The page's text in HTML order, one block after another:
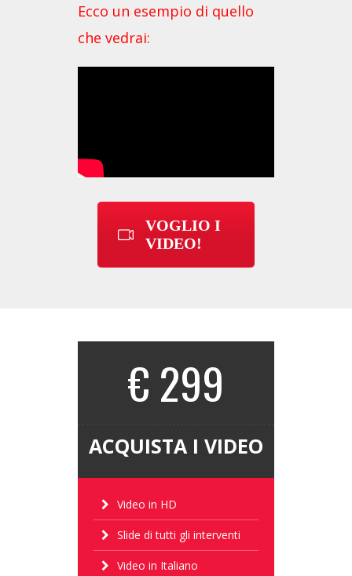
Ecco un esempio di quello
che vedrai:
VOGLIO I
VIDEO!
€ 299
ACQUISTA I VIDEO
Video in HD
Slide di tutti gli interventi
Video in Italiano